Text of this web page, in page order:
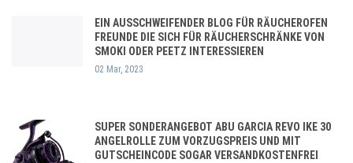
EIN AUSSCHWEIFENDER BLOG FÜR RÄUCHEROFEN
FREUNDE DIE SICH FÜR RÄUCHERSCHRÄNKE VON
SMOKI ODER PEETZ INTERESSIEREN
02 Mar, 2023
SUPER SONDERANGEBOT ABU GARCIA REVO IKE 30
ANGELROLLE ZUM VORZUGSPREIS UND MIT
GUTSCHEINCODE SOGAR VERSANDKOSTENFREI